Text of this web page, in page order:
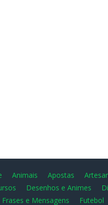
Animais Apostas
Desenhos e Animes
Frases e Mensagens Futebol